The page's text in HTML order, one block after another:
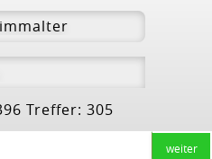
Treffer: 305
weiter